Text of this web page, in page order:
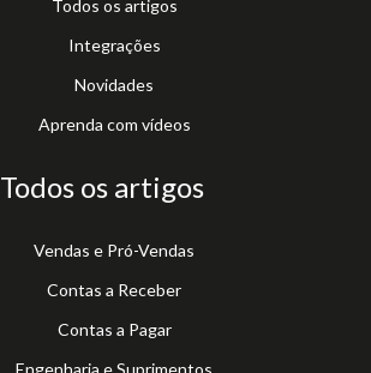
Todos os artigos
Integrações
Novidades
Aprenda com vídeos
Todos os artigos
Vendas e Pró-Vendas
Contas a Receber
Contas a Pagar
Engenharia e Suprimentos